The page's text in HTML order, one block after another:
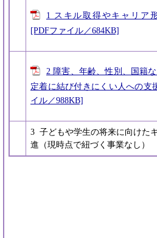
1 スキル取得やキャリア
[PDFファイル／684KB]
2 障害、年齢、性別、国籍
定着に結び付きにくい人への支
イル／988KB]
3 子どもや学生の将来に向けた
進（現時点で紐づく事業なし）